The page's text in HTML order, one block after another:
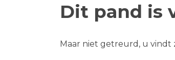
Dit pand is
Maar niet getreurd, u vindt